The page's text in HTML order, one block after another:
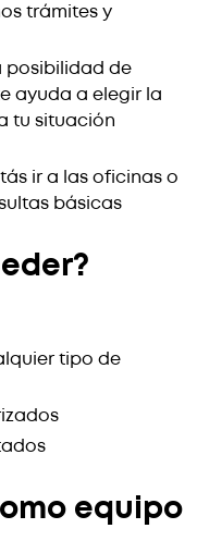
trámites y
posibilidad de
ayuda a elegir la
tu situación
ir a las oficinas o
básicas
tipo de
equipo